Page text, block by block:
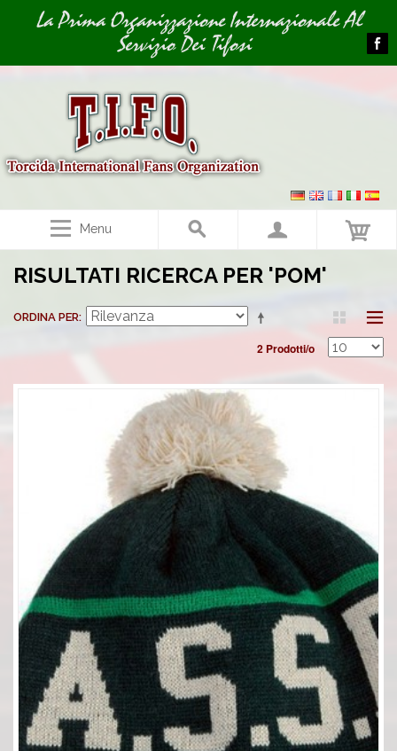
Image 01La Prima Organizzazione Internazionale Al
Servizio Dei Tifosi
Menu
RISULTATI RICERCA PER 'POM'
ORDINA PER
2 Prodotti/o